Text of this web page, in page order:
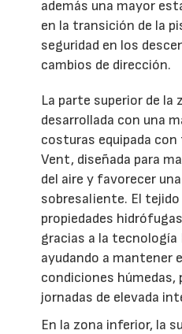
además una mayor
en la transición de la
seguridad en los
cambios de dirección.
La parte superior de la
desarrollada con una
costuras equipada
Vent, diseñada para
del aire y favorecer
sobresaliente. El
propiedades
gracias a la tecnología
ayudando a mantener
condiciones húmedas,
jornadas de elevada
En la zona inferior, la